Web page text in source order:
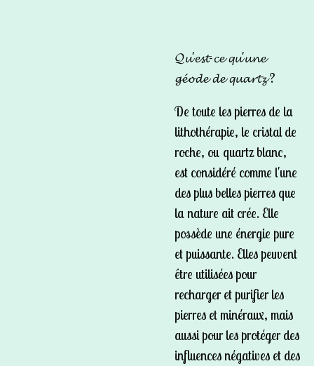
𝓠𝓾'𝓮𝓼𝓽-𝓬𝓮 𝓺𝓾'𝓾𝓷𝓮
𝓰𝓮́𝓸𝓭𝓮 𝓭𝓮 𝓺𝓾𝓪𝓻𝓽𝔃 ?
De toute les pierres de la
lithothérapie, le cristal de
roche, ou quartz blanc,
est considéré comme l'une
des plus belles pierres que
la nature ait crée. Elle
possède une énergie pure
et puissante. Elles peuvent
être utilisées pour
recharger et purifier les
pierres et minéraux, mais
aussi pour les protéger des
influences négatives et des